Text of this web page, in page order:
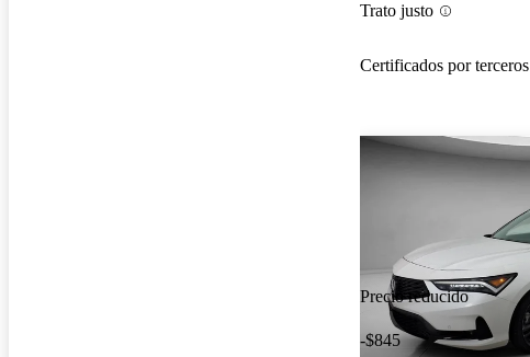
Trato justo
Certificados por terceros
Precio reducido
-$845